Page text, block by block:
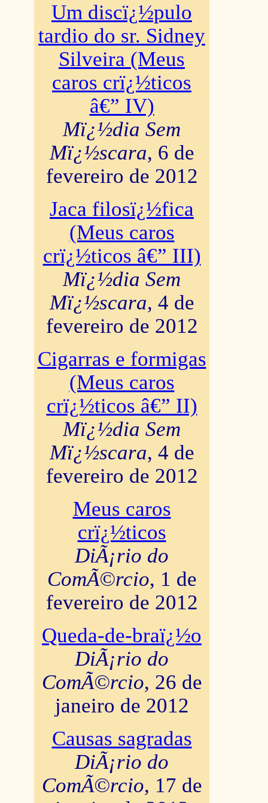
Um discï¿½pulo
tardio do sr. Sidney
Silveira (Meus
caros crï¿½ticos
â€” IV)
Mï¿½dia Sem
Mï¿½scara, 6 de
fevereiro de 2012
Jaca filosï¿½fica
(Meus caros
crï¿½ticos â€” III)
Mï¿½dia Sem
Mï¿½scara, 4 de
fevereiro de 2012
Cigarras e formigas
(Meus caros
crï¿½ticos â€” II)
Mï¿½dia Sem
Mï¿½scara, 4 de
fevereiro de 2012
Meus caros
crï¿½ticos
DiÃ¡rio do
ComÃ©rcio, 1 de
fevereiro de 2012
Queda-de-braï¿½o
DiÃ¡rio do
ComÃ©rcio, 26 de
janeiro de 2012
Causas sagradas
DiÃ¡rio do
ComÃ©rcio, 17 de